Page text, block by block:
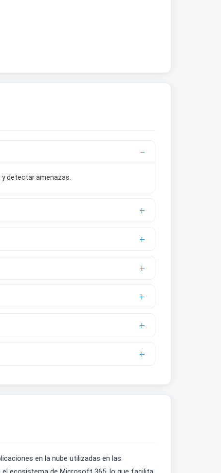
y detectar amenazas.
en la nube utilizadas en las